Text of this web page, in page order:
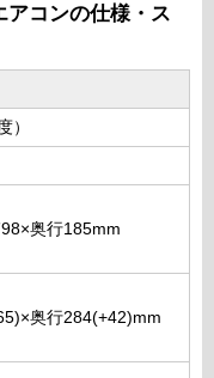
アコンの仕様・ス
）
奥行185mm
奥行284(+42)mm